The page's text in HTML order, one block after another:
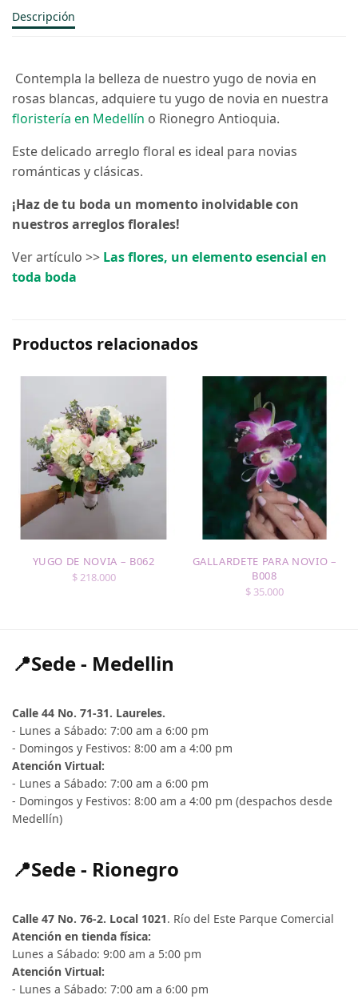
Descripción
Contempla la belleza de nuestro yugo de novia en
rosas blancas, adquiere tu yugo de novia en nuestra
floristería en Medellín o Rionegro Antioquia.
Este delicado arreglo floral es ideal para novias
románticas y clásicas.
¡Haz de tu boda un momento inolvidable con
nuestros arreglos florales!
Ver artículo >> Las flores, un elemento esencial en
toda boda
Productos relacionados
YUGO DE NOVIA – B062
$218.000
GALLARDETE PARA NOVIO –
B008
$ 35.000
📍Sede - Medellin
Calle 44 No. 71-31. Laureles.
- Lunes a Sábado: 7:00 am a 6:00 pm
- Domingos y Festivos: 8:00 am a 4:00 pm
Atención Virtual:
- Lunes a Sábado: 7:00 am a 6:00 pm
- Domingos y Festivos: 8:00 am a 4:00 pm (despachos desde
Medellín)
📍Sede - Rionegro
Calle 47 No. 76-2. Local 1021. Río del Este Parque Comercial
Atención en tienda física:
Lunes a Sábado: 9:00 am a 5:00 pm
Atención Virtual:
- Lunes a Sábado: 7:00 am a 6:00 pm